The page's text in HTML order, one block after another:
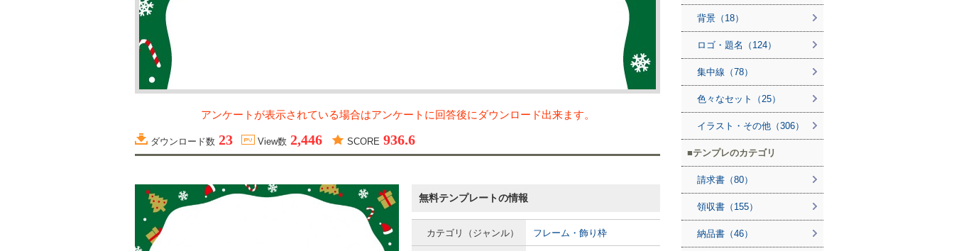
アンケートが表示されている場合はアンケートに回答後にダウンロード出来ます。
ダウンロード数 23 View数 2,446 SCORE 936.6
無料テンプレートの情報
カテゴリ（ジャンル） フレーム・飾り枠
背景（18）
ロゴ・題名（124）
集中線（78）
色々なセット（25）
イラスト・その他（306）
テンプレのカテゴリ
請求書（80）
領収書（155）
納品書（46）